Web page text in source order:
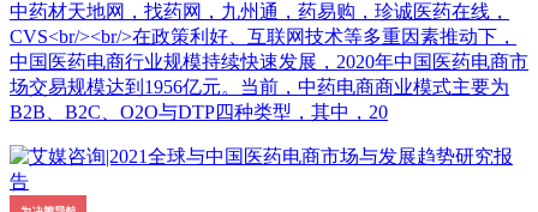
中药材天地网，找药网，九州通，药易购，珍诚医药在线，
CVS<br/><br/>在政策利好、互联网技术等多重因素推动下，
中国医药电商行业规模持续快速发展，2020年中国医药电商市
场交易规模达到1956亿元。当前，中药电商商业模式主要为
B2B、B2C、O2O与DTP四种类型，其中，20